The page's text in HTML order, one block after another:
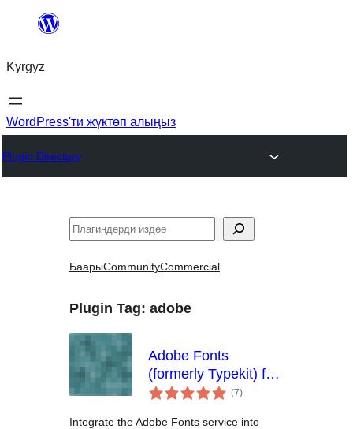
Мазмунга
Kyrgyz
WordPress'ти жүктөп алыңыз
Plugin Directory
Издөө
БаарыCommunityCommercial
Plugin Tag: adobe
Adobe Fonts
(formerly Typekit) for
WordPress
(7total
ratings
)
Integrate the Adobe Fonts service into